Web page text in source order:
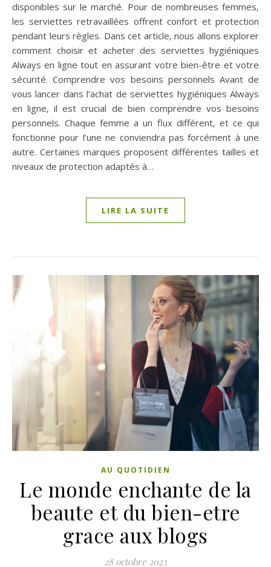
disponibles sur le marché. Pour de nombreuses femmes,
les serviettes retravaillées offrent confort et protection
pendant leurs règles. Dans cet article, nous allons explorer
comment choisir et acheter des serviettes hygiéniques
Always en ligne tout en assurant votre bien-être et votre
sécurité. Comprendre vos besoins personnels Avant de
vous lancer dans l’achat de serviettes hygiéniques Always
en ligne, il est crucial de bien comprendre vos besoins
personnels. Chaque femme a un flux différent, et ce qui
fonctionne pour l’une ne conviendra pas forcément à une
autre. Certaines marques proposent différentes tailles et
niveaux de protection adaptés à…
LIRE LA SUITE
AU QUOTIDIEN
Le monde enchante de la
beaute et du bien-etre
grace aux blogs
28 octobre 2023